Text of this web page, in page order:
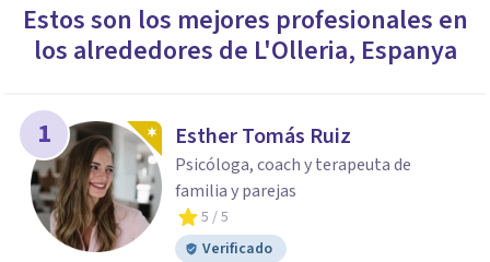
Estos son los mejores profesionales en
los alrededores de L'Olleria, Espanya
1 Esther Tomás Ruiz
Psicóloga, coach y terapeuta de
familia y parejas
5 / 5
Verificado